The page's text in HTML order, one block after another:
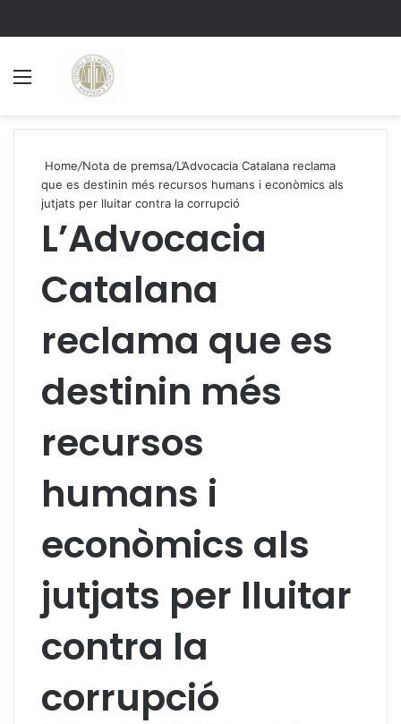
Home/Nota de premsa/L’Advocacia Catalana reclama
que es destinin més recursos humans i econòmics als
jutjats per lluitar contra la corrupció
L’Advocacia
Catalana
reclama que es
destinin més
recursos
humans i
econòmics als
jutjats per lluitar
contra la
corrupció